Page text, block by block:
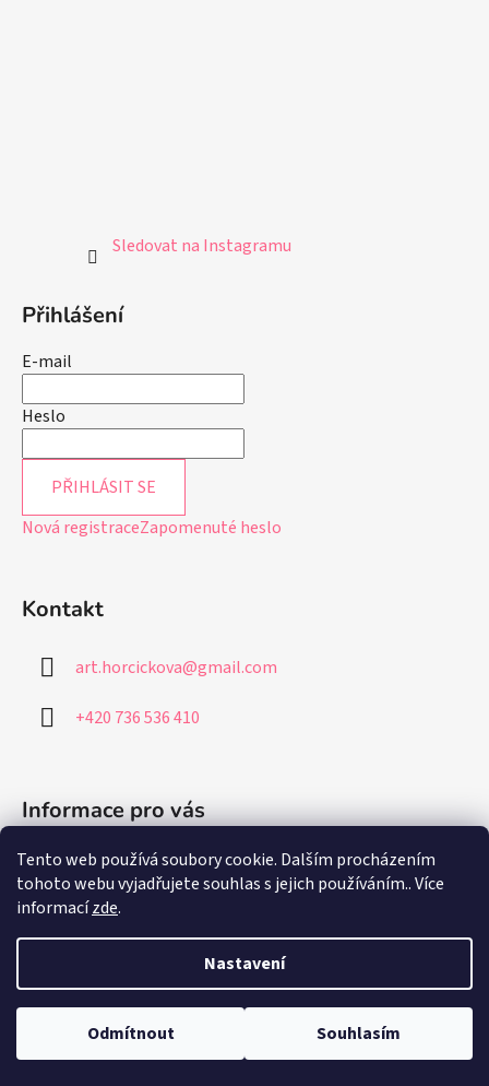
Tento web používá soubory cookie. Dalším procházením
tohoto webu vyjadřujete souhlas s jejich používáním.. Více
informacízde.
Nastavení
Odmítnout Souhlasím
Sledovat na Instagramu
Přihlášení
E-mail
Heslo
PŘIHLÁSIT SE
Nová registraceZapomenuté heslo
Kontakt
art.horcickova@gmail.com
+420 736 536 410
Informace pro vás
Jak nakupovat
Obchodní podmínky
Vytvořil Shoptet
Copyright 2026Art and Design Horčičková. Všechna práva
vyhrazena.